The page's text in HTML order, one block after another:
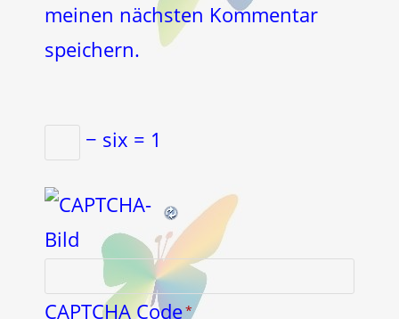
meinen nächsten Kommentar
speichern.
− six = 1
CAPTCHA Code*